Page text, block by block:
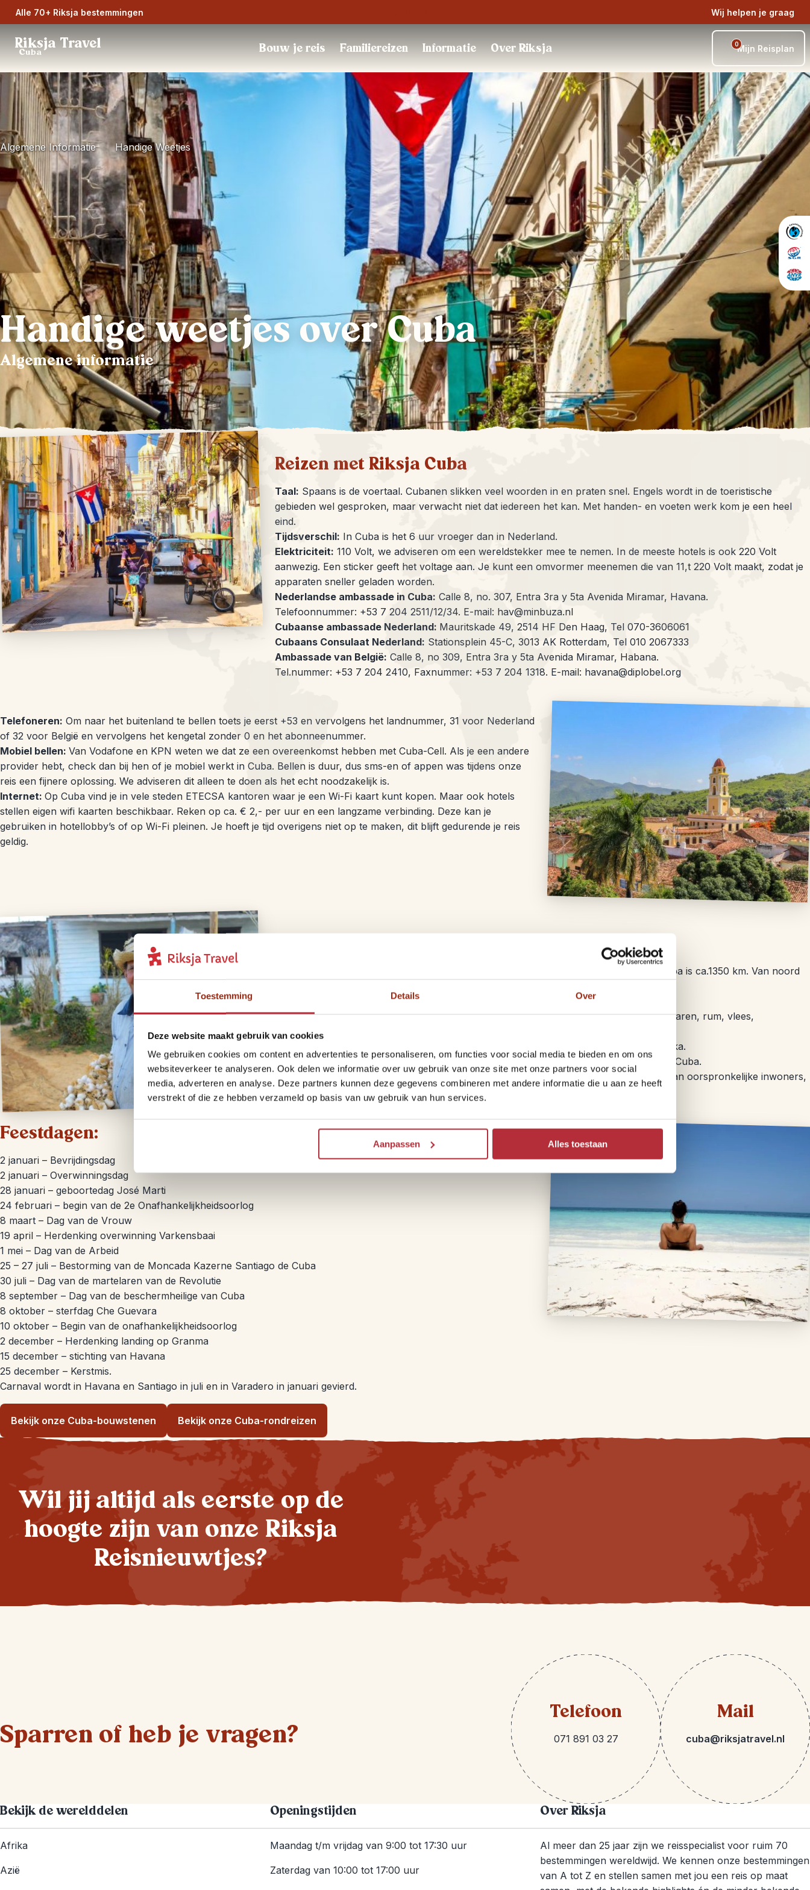
Toestemming Details Over
Deze website maakt gebruik van cookies
We gebruiken cookies om content en advertenties te personaliseren, om functies voor social media te bieden en om ons
websiteverkeer te analyseren. Ook delen we informatie over uw gebruik van onze site met onze partners voor social
media, adverteren en analyse. Deze partners kunnen deze gegevens combineren met andere informatie die u aan ze heeft
verstrekt of die ze hebben verzameld op basis van uw gebruik van hun services.
Aanpassen Alles toestaan
Alle 70+ Riksja bestemmingen Wij helpen je graag
Riksja Travel
Cuba Bouw je reis Familiereizen Informatie Over Riksja 0Mijn Reisplan
Algemene Informatie Handige Weetjes
Handige weetjes over Cuba
Algemene informatie
Reizen met Riksja Cuba
Taal: Spaans is de voertaal. Cubanen slikken veel woorden in en praten snel. Engels wordt in de toeristische
gebieden wel gesproken, maar verwacht niet dat iedereen het kan. Met handen- en voeten werk kom je een heel
eind.
Tijdsverschil: In Cuba is het 6 uur vroeger dan in Nederland.
Elektriciteit: 110 Volt, we adviseren om een wereldstekker mee te nemen. In de meeste hotels is ook 220 Volt
aanwezig. Een sticker geeft het voltage aan. Je kunt een omvormer meenemen die van 11,t 220 Volt maakt, zodat je
apparaten sneller geladen worden.
Nederlandse ambassade in Cuba: Calle 8, no. 307, Entra 3ra y 5ta Avenida Miramar, Havana.
Telefoonnummer: +53 7 204 2511/12/34. E-mail: hav@minbuza.nl
Cubaanse ambassade Nederland: Mauritskade 49, 2514 HF Den Haag, Tel 070-3606061
Cubaans Consulaat Nederland: Stationsplein 45-C, 3013 AK Rotterdam, Tel 010 2067333
Ambassade van België: Calle 8, no 309, Entra 3ra y 5ta Avenida Miramar, Habana.
Tel.nummer: +53 7 204 2410, Faxnummer: +53 7 204 1318. E-mail: havana@diplobel.org
Telefoneren: Om naar het buitenland te bellen toets je eerst +53 en vervolgens het landnummer, 31 voor Nederland
of 32 voor België en vervolgens het kengetal zonder 0 en het abonneenummer.
Mobiel bellen: Van Vodafone en KPN weten we dat ze een overeenkomst hebben met Cuba-Cell. Als je een andere
provider hebt, check dan bij hen of je mobiel werkt in Cuba. Bellen is duur, dus sms-en of appen was tijdens onze
reis een fijnere oplossing. We adviseren dit alleen te doen als het echt noodzakelijk is.
Internet: Op Cuba vind je in vele steden ETECSA kantoren waar je een Wi-Fi kaart kunt kopen. Maar ook hotels
stellen eigen wifi kaarten beschikbaar. Reken op ca. € 2,- per uur en een langzame verbinding. Deze kan je
gebruiken in hotellobby’s of op Wi-Fi pleinen. Je hoeft je tijd overigens niet op te maken, dit blijft gedurende je reis
geldig.
110.800 km2, zo’n 3x Nederland. De afstand van oost naar west Cuba is ca.1350 km. Van noord
Socialistische Republiek met als hoofdstad Havana.
Economie:Cuba heeft een planeconomie. De belangrijkste producten zijn suikerriet, sigaren, rum, vlees,
citrusvruchten, koffie, sisal en toerisme. Meer op
hoofdzakelijk Rooms-katholiek, maar niet zo aanwezig als in Latijns Amerika.
Inwoners:11,5 Miljoen; waarvan ca. 3 miljoen in Havana en ca. 1 miljoen in Santiago de Cuba.
Bevolkingsgroepen:
Spaans, Indiaans en Afrikaans (blank, mulat en zwart); een mix van oorspronkelijke inwoners,
Spaanse kolonisten en Afrikaanse slaven die op plantages werkten.
Feestdagen:
2 januari – Bevrijdingsdag
2 januari – Overwinningsdag
28 januari – geboortedag José Marti
24 februari – begin van de 2e Onafhankelijkheidsoorlog
8 maart – Dag van de Vrouw
19 april – Herdenking overwinning Varkensbaai
1 mei – Dag van de Arbeid
25 – 27 juli – Bestorming van de Moncada Kazerne Santiago de Cuba
30 juli – Dag van de martelaren van de Revolutie
8 september – Dag van de beschermheilige van Cuba
8 oktober – sterfdag Che Guevara
10 oktober – Begin van de onafhankelijkheidsoorlog
2 december – Herdenking landing op Granma
15 december – stichting van Havana
25 december – Kerstmis.
Carnaval wordt in Havana en Santiago in juli en in Varadero in januari gevierd.
Bekijk onze Cuba-bouwstenen Bekijk onze Cuba-rondreizen
Wil jij altijd als eerste op de
hoogte zijn van onze Riksja
Reisnieuwtjes?
Sparren of heb je vragen?
Telefoon
071 891 03 27
Mail
cuba@riksjatravel.nl
Bekijk de werelddelen
Afrika
Azië
Openingstijden
Maandag t/m vrijdag van 9:00 tot 17:30 uur
Zaterdag van 10:00 tot 17:00 uur
Over Riksja
Al meer dan 25 jaar zijn we reisspecialist voor ruim 70
bestemmingen wereldwijd. We kennen onze bestemmingen
van A tot Z en stellen samen met jou een reis op maat